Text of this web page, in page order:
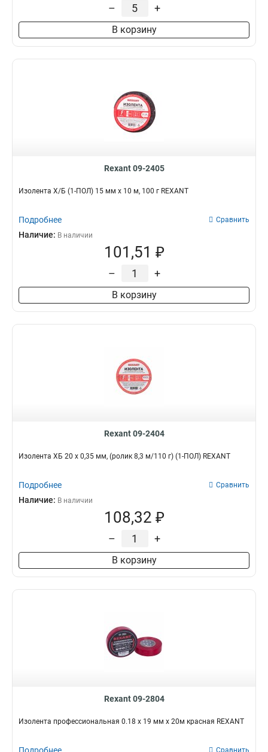
– +
В корзину
Rexant 09-2405
Изолента Х/Б (1-ПОЛ) 15 мм х 10 м, 100 г REXANT
Подробнее Сравнить
Наличие: В наличии
101,51 ₽
– +
В корзину
Rexant 09-2404
Изолента ХБ 20 х 0,35 мм, (ролик 8,3 м/110 г) (1-ПОЛ) REXANT
Подробнее Сравнить
Наличие: В наличии
108,32 ₽
– +
В корзину
Rexant 09-2804
Изолента профессиональная 0.18 х 19 мм х 20м красная REXANT
Сравнить